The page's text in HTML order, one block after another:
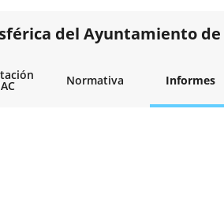
nueva.
del Ayuntamiento
Normativa Informes